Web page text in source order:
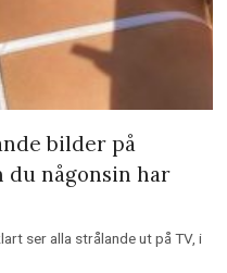
bilder på
du någonsin har
ser alla strålande ut på TV, i